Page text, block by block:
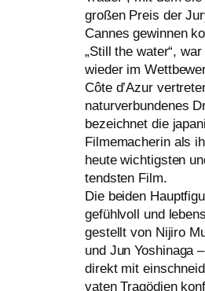
gro­ßen Preis der
Cannes gewin­nen
„Still the water“,
wie­der im
Côte d’Azur
natur­ver­bun­de­nes
bezeich­net die
Filmemacherin als
heu­te wich­tigs­ten
tends­ten Film.
Die bei­den
gefühl­voll und
ge­stellt von Nijiro
und Jun Yoshinaga
direkt mit
va­ten Tragödien